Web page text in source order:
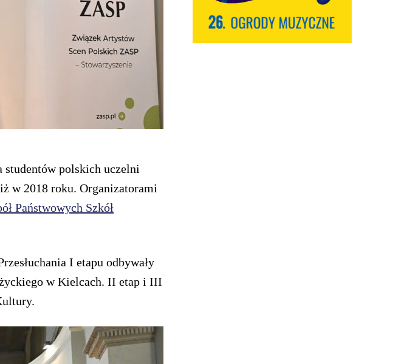
polskich uczelni
w 2018 roku. Organizatorami
Państwowych Szkół
I etapu odbywały
w Kielcach. II etap i III